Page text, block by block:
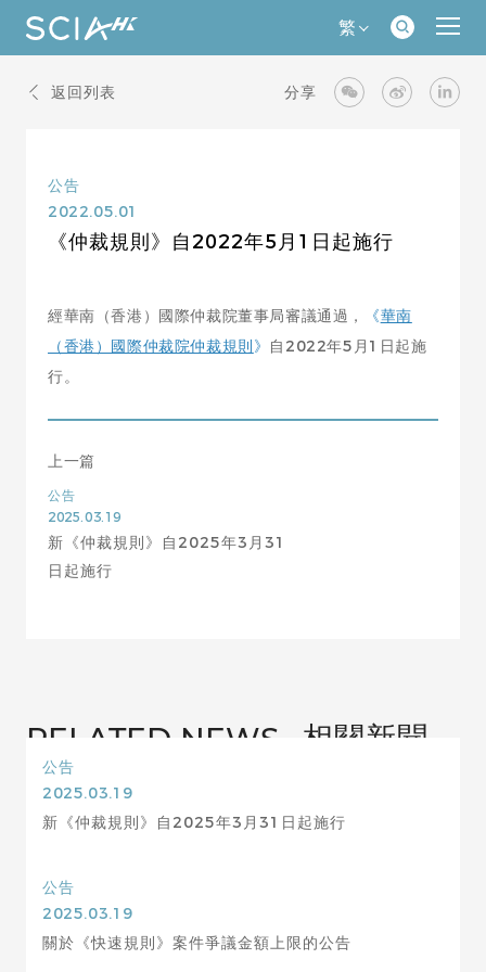
繁
返回列表 分享
公告
2022.05.01
《仲裁規則》自2022年5月1日起施行
經華南（香港）國際仲裁院董事局審議通過， 《華南
（香港）國際仲裁院仲裁規則》 自2022年5月1日起施
行。
上一篇
公告
2025.03.19
新《仲裁規則》自2025年3月31
日起施行
RELATED NEWS 相關新聞
公告
2025.03.19
新《仲裁規則》自2025年3月31日起施行
公告
2025.03.19
關於《快速規則》案件爭議金額上限的公告